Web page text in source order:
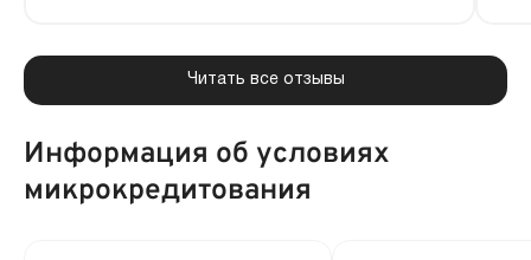
Читать все отзывы
Информация об условиях
микрокредитования